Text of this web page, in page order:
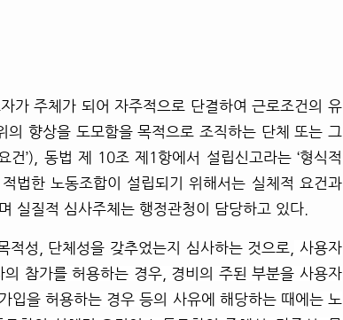
가 주체가 되어 자주적으로 단결하여 근로조건의 유
의 향상을 도모함을 목적으로 조직하는 단체 또는 그
건’), 동법 제 10조 제1항에서 설립신고라는 ‘형식적
법한 노동조합이 설립되기 위해서는 실체적 요건과
실질적 심사주체는 행정관청이 담당하고 있다.
성, 단체성을 갖추었는지 심사하는 것으로,
사용자
참가를 허용하는 경우, 경비의 주된 부분을 사용자
입을 허용하는 경우 등의 사유에 해당하는 때에는 노